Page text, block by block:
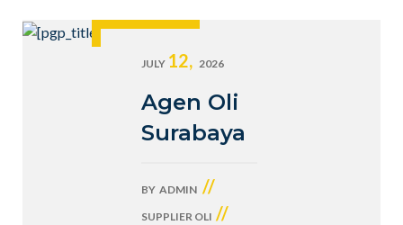
JULY 12, 2026
Agen Oli
Surabaya
BY ADMIN //
SUPPLIER OLI //